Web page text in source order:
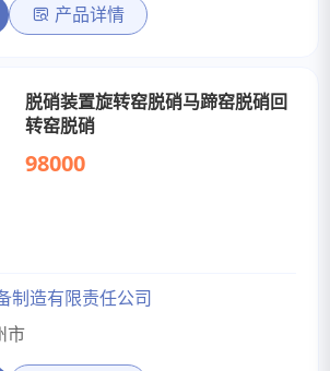
产品详情
脱硝装置旋转窑脱硝马蹄窑脱硝回
转窑脱硝
98000
制造有限责任公司
市